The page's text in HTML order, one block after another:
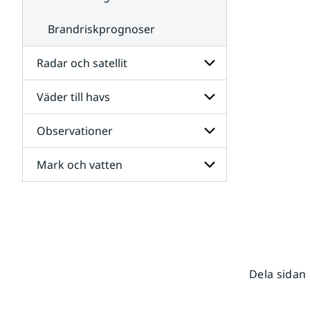
Brandriskprognoser
Radar och satellit
Undersidor
för
Radar
och
satellit
Väder till havs
Undersidor
för
Väder
till
havs
Observationer
Undersidor
för
Mark och vatten
Dela sidan